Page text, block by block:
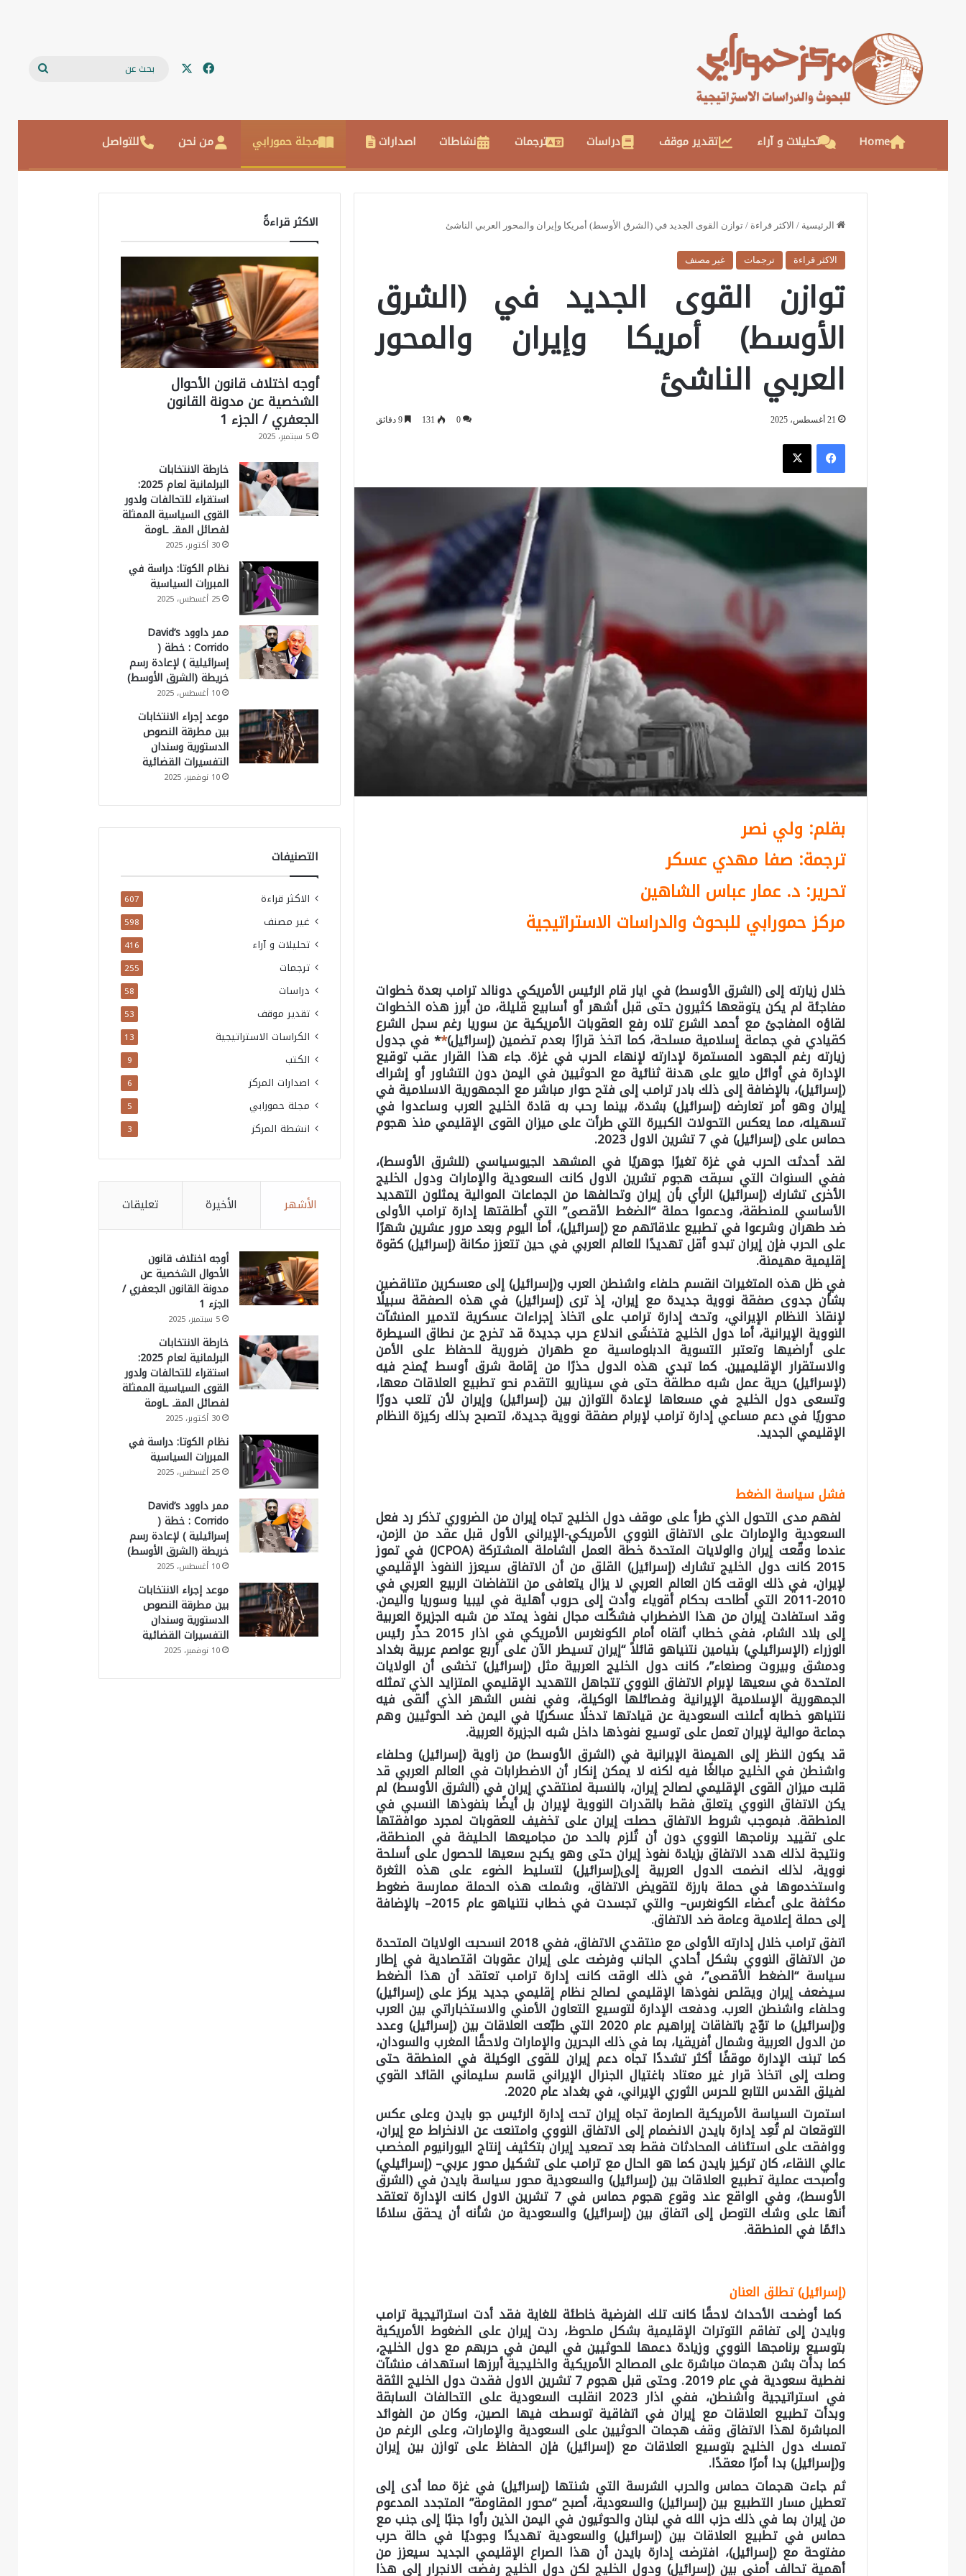
فيسبوك
Home تحليلات و آراء تقدير موقف دراسات ترجمات نشاطات اصدارات مجلة حمورابي من نحن للتواصل
الرئيسية / الاكثر قراءة / توازن القوى الجديد في (الشرق الأوسط) أمريكا وإيران والمحور العربي الناشئ
الاكثر قراءة ترجمات غير مصنف
توازن القوى الجديد في (الشرق
الأوسط) أمريكا وإيران والمحور
العربي الناشئ
21 أغسطس، 2025 0
131 9 دقائق
فيسبوك
بقلم: ولي نصر
ترجمة: صفا مهدي عسكر
تحرير: د. عمار عباس الشاهين
مركز حمورابي للبحوث والدراسات الاستراتيجية
خلال زيارته إلى (الشرق الأوسط) في ايار قام الرئيس الأمريكي دونالد ترامب بعدة خطوات
مفاجئة لم يكن يتوقعها كثيرون حتى قبل أشهر أو أسابيع قليلة، من أبرز هذه الخطوات
لقاؤه المفاجئ مع أحمد الشرع تلاه رفع العقوبات الأمريكية عن سوريا رغم سجل الشرع
كقيادي في جماعة إسلامية مسلحة، كما اتخذ قرارًا بعدم تضمين (إسرائيل)** في جدول
زيارته رغم الجهود المستمرة لإدارته لإنهاء الحرب في غزة. جاء هذا القرار عقب توقيع
الإدارة في أوائل مايو على هدنة ثنائية مع الحوثيين في اليمن دون التشاور أو إشراك
(إسرائيل)، بالإضافة إلى ذلك بادر ترامب إلى فتح حوار مباشر مع الجمهورية الاسلامية في
إيران وهو أمر تعارضه (إسرائيل) بشدة، بينما رحب به قادة الخليج العرب وساعدوا في
تسهيله، مما يعكس التحولات الكبيرة التي طرأت على ميزان القوى الإقليمي منذ هجوم
حماس على (إسرائيل) في 7 تشرين الاول 2023.
لقد أحدثت الحرب في غزة تغيرًا جوهريًا في المشهد الجيوسياسي (للشرق الأوسط)،
ففي السنوات التي سبقت هجوم تشرين الاول كانت السعودية والإمارات ودول الخليج
الأخرى تشارك (إسرائيل) الرأي بأن إيران وتحالفها من الجماعات الموالية يمثلون التهديد
الأساسي للمنطقة، ودعموا حملة “الضغط الأقصى” التي أطلقتها إدارة ترامب الأولى
ضد طهران وشرعوا في تطبيع علاقاتهم مع (إسرائيل)، أما اليوم وبعد مرور عشرين شهرًا
على الحرب فإن إيران تبدو أقل تهديدًا للعالم العربي في حين تتعزز مكانة (إسرائيل) كقوة
إقليمية مهيمنة.
في ظل هذه المتغيرات انقسم حلفاء واشنطن العرب و(إسرائيل) إلى معسكرين متناقضين
بشأن جدوى صفقة نووية جديدة مع إيران، إذ ترى (إسرائيل) في هذه الصفقة سبيلًا
لإنقاذ النظام الإيراني، وتحث إدارة ترامب على اتخاذ إجراءات عسكرية لتدمير المنشآت
النووية الإيرانية، أما دول الخليج فتخشَى اندلاع حرب جديدة قد تخرج عن نطاق السيطرة
على أراضيها وتعتبر التسوية الدبلوماسية مع طهران ضرورية للحفاظ على الأمن
والاستقرار الإقليميين. كما تبدي هذه الدول حذرًا من إقامة شرق أوسط يُمنح فيه
(لإسرائيل) حرية عمل شبه مطلقة حتى في سيناريو التقدم نحو تطبيع العلاقات معها،
وتسعى دول الخليج في مسعاها لإعادة التوازن بين (إسرائيل) وإيران لأن تلعب دورًا
محوريًا في دعم مساعي إدارة ترامب لإبرام صفقة نووية جديدة، لتصبح بذلك ركيزة النظام
الإقليمي الجديد.
فشل سياسة الضغط
لفهم مدى التحول الذي طرأ على موقف دول الخليج تجاه إيران من الضروري تذكر رد فعل
السعودية والإمارات على الاتفاق النووي الأمريكي-الإيراني الأول قبل عقد من الزمن،
عندما وقّعت إيران والولايات المتحدة خطة العمل الشاملة المشتركة (JCPOA) في تموز
2015 كانت دول الخليج تشارك (إسرائيل) القلق من أن الاتفاق سيعزز النفوذ الإقليمي
لإيران، في ذلك الوقت كان العالم العربي لا يزال يتعافى من انتفاضات الربيع العربي في
2010-2011 التي أطاحت بحكام أقوياء وأدت إلى حروب أهلية في ليبيا وسوريا واليمن.
وقد استفادت إيران من هذا الاضطراب فشكّلت مجال نفوذ يمتد من شبه الجزيرة العربية
إلى بلاد الشام، ففي خطاب ألقاه أمام الكونغرس الأمريكي في اذار 2015 حذّر رئيس
الوزراء (الإسرائيلي) بنيامين نتنياهو قائلاً “إيران تسيطر الآن على أربع عواصم عربية بغداد
ودمشق وبيروت وصنعاء”، كانت دول الخليج العربية مثل (إسرائيل) تخشى أن الولايات
المتحدة في سعيها لإبرام الاتفاق النووي تتجاهل التهديد الإقليمي المتزايد الذي تمثله
الجمهورية الإسلامية الإيرانية وفصائلها الوكيلة، وفي نفس الشهر الذي ألقى فيه
نتنياهو خطابه أعلنت السعودية عن قيادتها تدخلًا عسكريًا في اليمن ضد الحوثيين وهم
جماعة موالية لإيران تعمل على توسيع نفوذها داخل شبه الجزيرة العربية.
قد يكون النظر إلى الهيمنة الإيرانية في (الشرق الأوسط) من زاوية (إسرائيل) وحلفاء
واشنطن في الخليج مبالغًا فيه لكنه لا يمكن إنكار أن الاضطرابات في العالم العربي قد
قلبت ميزان القوى الإقليمي لصالح إيران، بالنسبة لمنتقدي إيران في (الشرق الأوسط) لم
يكن الاتفاق النووي يتعلق فقط بالقدرات النووية لإيران بل أيضًا بنفوذها النسبي في
المنطقة. فبموجب شروط الاتفاق حصلت إيران على تخفيف للعقوبات لمجرد موافقتها
على تقييد برنامجها النووي دون أن تُلزم بالحد من مجاميعها الحليفة في المنطقة،
ونتيجة لذلك هدد الاتفاق بزيادة نفوذ إيران حتى وهو يكبح سعيها للحصول على أسلحة
نووية، لذلك انضمت الدول العربية إلى(إسرائيل) لتسليط الضوء على هذه الثغرة
واستخدموها في حملة بارزة لتقويض الاتفاق، وشملت هذه الحملة ممارسة ضغوط
مكثفة على أعضاء الكونغرس– والتي تجسدت في خطاب نتنياهو عام 2015– بالإضافة
إلى حملة إعلامية وعامة ضد الاتفاق.
اتفق ترامب خلال إدارته الأولى مع منتقدي الاتفاق، ففي 2018 انسحبت الولايات المتحدة
من الاتفاق النووي بشكل أحادي الجانب وفرضت على إيران عقوبات اقتصادية في إطار
سياسة “الضغط الأقصى”، في ذلك الوقت كانت إدارة ترامب تعتقد أن هذا الضغط
سيضعف إيران ويقلص نفوذها الإقليمي لصالح نظام إقليمي جديد يركز على (إسرائيل)
وحلفاء واشنطن العرب. ودفعت الإدارة لتوسيع التعاون الأمني والاستخباراتي بين العرب
و(إسرائيل) ما توّج باتفاقات إبراهيم عام 2020 التي طبّعت العلاقات بين (إسرائيل) وعدد
من الدول العربية وشمال أفريقيا، بما في ذلك البحرين والإمارات ولاحقًا المغرب والسودان،
كما تبنت الإدارة موقفًا أكثر تشددًا تجاه دعم إيران للقوى الوكيلة في المنطقة حتى
وصلت إلى اتخاذ قرار غير معتاد باغتيال الجنرال الإيراني قاسم سليماني القائد القوي
لفيلق القدس التابع للحرس الثوري الإيراني، في بغداد عام 2020.
استمرت السياسة الأمريكية الصارمة تجاه إيران تحت إدارة الرئيس جو بايدن وعلى عكس
التوقعات لم تُعِد إدارة بايدن الانضمام إلى الاتفاق النووي وامتنعت عن الانخراط مع إيران،
ووافقت على استئناف المحادثات فقط بعد تصعيد إيران بتكثيف إنتاج اليورانيوم المخصب
عالي النقاء، كان تركيز بايدن كما هو الحال مع ترامب على تشكيل محور عربي– (إسرائيلي)
وأصبحت عملية تطبيع العلاقات بين (إسرائيل) والسعودية محور سياسة بايدن في (الشرق
الأوسط)، وفي الواقع عند وقوع هجوم حماس في 7 تشرين الاول كانت الإدارة تعتقد
أنها على وشك التوصل إلى اتفاق بين (إسرائيل) والسعودية من شأنه أن يحقق سلامًا
دائمًا في المنطقة.
(إسرائيل) تطلق العنان
كما أوضحت الأحداث لاحقًا كانت تلك الفرضية خاطئة للغاية فقد أدت استراتيجية ترامب
وبايدن إلى تفاقم التوترات الإقليمية بشكل ملحوظ، ردت إيران على الضغوط الأمريكية
بتوسيع برنامجها النووي وزيادة دعمها للحوثيين في اليمن في حربهم مع دول الخليج،
كما بدأت بشن هجمات مباشرة على المصالح الأمريكية والخليجية أبرزها استهداف منشآت
نفطية سعودية في عام 2019. وحتى قبل هجوم 7 تشرين الاول فقدت دول الخليج الثقة
في استراتيجية واشنطن، ففي اذار 2023 انقلبت السعودية على التحالفات السابقة
وبدأت تطبيع العلاقات مع إيران في اتفاقية توسطت فيها الصين، وكان من الفوائد
المباشرة لهذا الاتفاق وقف هجمات الحوثيين على السعودية والإمارات، وعلى الرغم من
تمسك دول الخليج بتوسيع العلاقات مع (إسرائيل) فإن الحفاظ على توازن بين إيران
و(إسرائيل) بدا أمرًا معقدًا.
ثم جاءت هجمات حماس والحرب الشرسة التي شنتها (إسرائيل) في غزة مما أدى إلى
تعطيل مسار التطبيع بين (إسرائيل) والسعودية، أصبح “محور المقاومة” المتجدد المدعوم
من إيران بما في ذلك حزب الله في لبنان والحوثيون في اليمن الذين رأوا جنبًا إلى جنب مع
حماس في تطبيع العلاقات بين (إسرائيل) والسعودية تهديدًا وجوديًا في حالة حرب
مفتوحة مع (إسرائيل)، افترضت إدارة بايدن أن هذا الصراع الإقليمي الجديد سيعزز من
أهمية تحالف أمني بين (إسرائيل) ودول الخليج لكن دول الخليج رفضت الانجرار إلى هذا
الاكثر قراءةً
أوجه اختلاف قانون الأحوال
الشخصية عن مدونة القانون
الجعفري / الجزء 1
5 سبتمبر، 2025
خارطة الانتخابات
البرلمانية لعام 2025:
استقراء للتحالفات ولدور
القوى السياسية الممثلة
لفصائل المقـ ـاومة
30 أكتوبر، 2025
نظام الكوتا: دراسة في
المبررات السياسية
25 أغسطس، 2025
ممر داوود David’s
Corrido : خطة (
إسرائيلية ) لإعادة رسم
خريطة (الشرق الأوسط)
10 أغسطس، 2025
موعد إجراء الانتخابات
بين مطرقة النصوص
الدستورية وسندان
التفسيرات القضائية
10 نوفمبر، 2025
التصنيفات
الاكثر قراءة 607
غير مصنف 598
تحليلات و آراء 416
ترجمات 255
دراسات 58
تقدير موقف 53
الكراسات الاستراتيجية 13
الكتب 9
اصدارات المركز 6
مجلة حمورابي 5
انشطة المركز 3
الأشهر الأخيرة تعليقات
أوجه اختلاف قانون
الأحوال الشخصية عن
مدونة القانون الجعفري /
الجزء 1
5 سبتمبر، 2025
خارطة الانتخابات
البرلمانية لعام 2025:
استقراء للتحالفات ولدور
القوى السياسية الممثلة
لفصائل المقـ ـاومة
30 أكتوبر، 2025
نظام الكوتا: دراسة في
المبررات السياسية
25 أغسطس، 2025
ممر داوود David’s
Corrido : خطة (
إسرائيلية ) لإعادة رسم
خريطة (الشرق الأوسط)
10 أغسطس، 2025
موعد إجراء الانتخابات
بين مطرقة النصوص
الدستورية وسندان
التفسيرات القضائية
10 نوفمبر، 2025